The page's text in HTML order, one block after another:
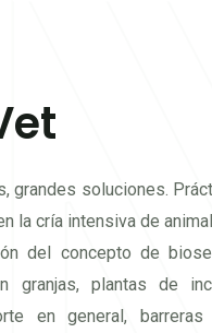
grandes soluciones.
la cría intensiva de
del concepto de
granjas, plantas de
en general,